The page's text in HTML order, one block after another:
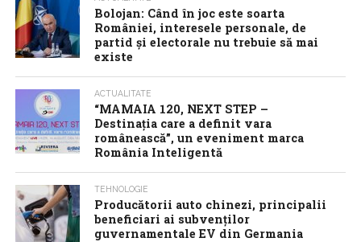
Bolojan: Când în joc este soarta
României, interesele personale, de
partid și electorale nu trebuie să mai
existe
ACTUALITATE
“MAMAIA 120, NEXT STEP –
Destinația care a definit vara
românească”, un eveniment marca
România Inteligentă
TEHNOLOGIE
Producătorii auto chinezi, principalii
beneficiari ai subvenților
guvernamentale EV din Germania